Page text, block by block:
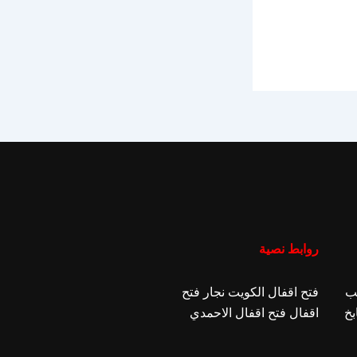
روابط نصية
فتح اقفال الكويت نجار فتح
اقفال فتح اقفال الاحمدي